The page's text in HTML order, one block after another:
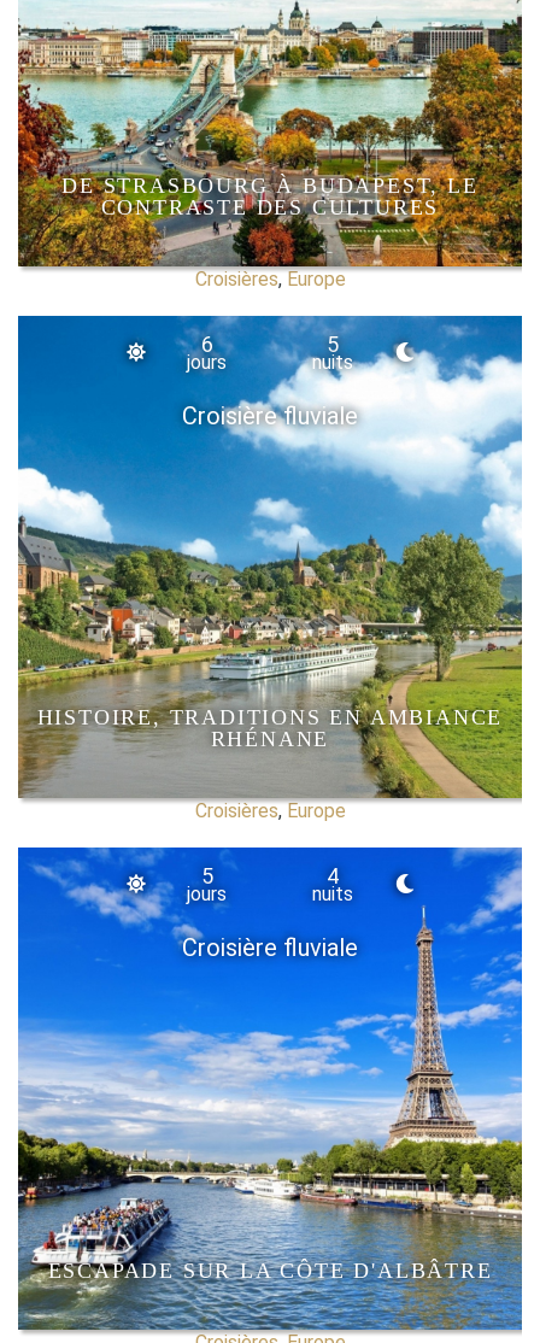
DE STRASBOURG À BUDAPEST, LE
CONTRASTE DES CULTURES
Croisières,Europe
Croisière fluviale
6
jours
5
nuits
HISTOIRE, TRADITIONS EN AMBIANCE
RHÉNANE
Croisières,Europe
Croisière fluviale
5
jours
4
nuits
ESCAPADE SUR LA CÔTE D'ALBÂTRE